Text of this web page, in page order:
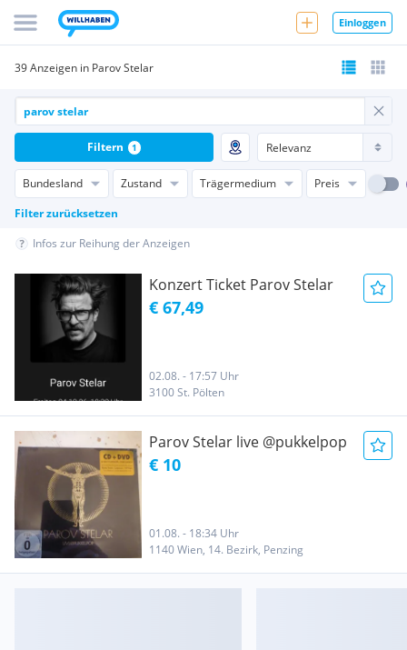
Einloggen
39 Anzeigen in Parov Stelar
Bundesland Zustand Trägermedium
Preis
Filter zurücksetzen
Filtern 1
Infos zur Reihung der Anzeigen
Konzert Ticket Parov Stelar
€ 67,49
02.08. - 17:57 Uhr
3100 St. Pölten
Parov Stelar live @pukkelpop
€ 10
01.08. - 18:34 Uhr
1140 Wien, 14. Bezirk, Penzing